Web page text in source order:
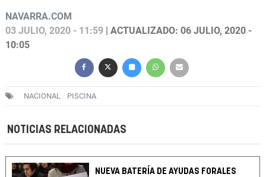
NAVARRA.COM
03 JULIO, 2020 - 11:59 | ACTUALIZADO: 06 JULIO, 2020 -
10:05
NACIONAL PISCINA
NOTICIAS RELACIONADAS
NUEVA BATERÍA DE AYUDAS FORALES